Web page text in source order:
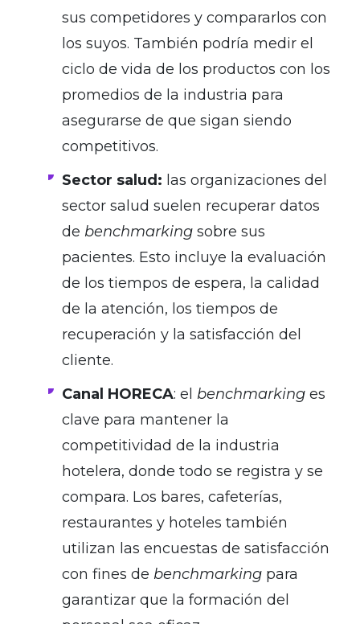
sus competidores y compararlos con
los suyos. También podría medir el
ciclo de vida de los productos con los
promedios de la industria para
asegurarse de que sigan siendo
competitivos.
Sector salud: las organizaciones del
sector salud suelen recuperar datos
de benchmarking sobre sus
pacientes. Esto incluye la evaluación
de los tiempos de espera, la calidad
de la atención, los tiempos de
recuperación y la satisfacción del
cliente.
Canal HORECA: el benchmarking es
clave para mantener la
competitividad de la industria
hotelera, donde todo se registra y se
compara. Los bares, cafeterías,
restaurantes y hoteles también
utilizan las encuestas de satisfacción
con fines de benchmarking para
garantizar que la formación del